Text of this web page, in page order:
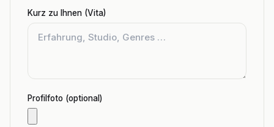
Kurz zu Ihnen (Vita)
Profilfoto (optional)